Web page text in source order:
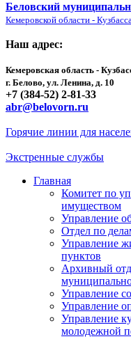
Беловский
Кемеровской области -
Наш адрес:
Кемеровская область -
г. Белово, ул. Ленина, д. 10
+7 (384-52) 2-81-33
abr@belovorn.ru
Горячие линии для
Экстренные службы
Главная
Комитет по
имуществом
Управление
Отдел по
Управление
пунктов
Архивный
Управление
Управление
Управление
молодежной